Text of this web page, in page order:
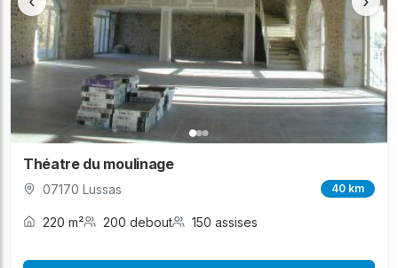
Théatre du moulinage
07170 Lussas 40 km
220 m² 200 debout 150 assises